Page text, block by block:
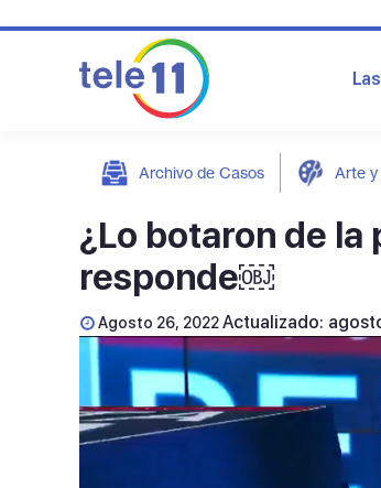
Archivo de Casos Arte y
¿Lo botaron de
responde￼
Agosto 26, 2022Actualizado: